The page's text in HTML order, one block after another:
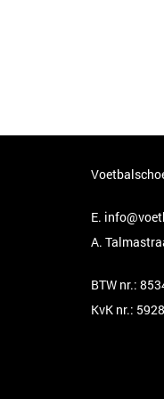
E.
A.
BTW nr.:
KvK nr.: